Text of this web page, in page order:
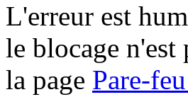
L'erreur est
le blocage
la page Pare-